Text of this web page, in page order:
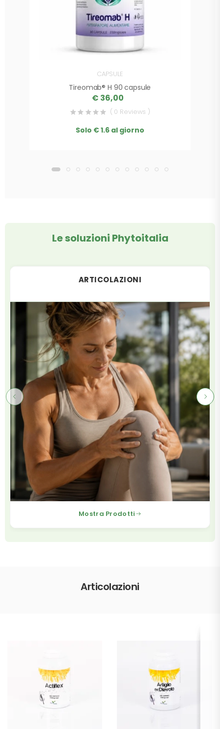
CAPSULE
Tireomab® H 90 capsule
€ 36,00
( 0 Reviews )
Solo € 1.6 al giorno
Le soluzioni Phytoitalia
ARTICOLAZIONI
Mostra Prodotti
Articolazioni